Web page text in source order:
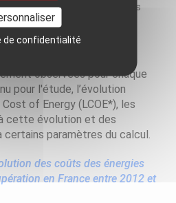
le secteur de l'industrie et les
le contexte et les
observées pour chaque
pour l'étude, l’évolution
of Energy (LCOE*), les
cette évolution et des
certains paramètres du calcul.
des coûts des énergies
en France entre 2012 et
de confidentialité